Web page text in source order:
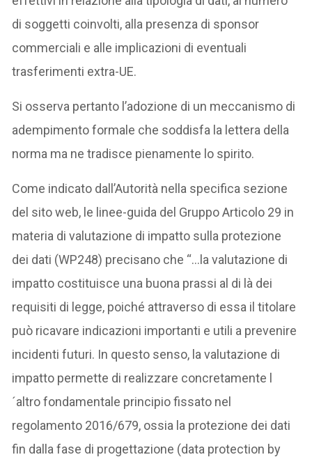
di soggetti coinvolti, alla presenza di sponsor
commerciali e alle implicazioni di eventuali
trasferimenti extra-UE.
Si osserva pertanto l’adozione di un meccanismo di
adempimento formale che soddisfa la lettera della
norma ma ne tradisce pienamente lo spirito.
Come indicato dall’Autorità nella specifica sezione
del sito web, le linee-guida del Gruppo Articolo 29 in
materia di valutazione di impatto sulla protezione
dei dati (WP248) precisano che “…la valutazione di
impatto costituisce una buona prassi al di là dei
requisiti di legge, poiché attraverso di essa il titolare
può ricavare indicazioni importanti e utili a prevenire
incidenti futuri. In questo senso, la valutazione di
impatto permette di realizzare concretamente l
´altro fondamentale principio fissato nel
regolamento 2016/679, ossia la protezione dei dati
fin dalla fase di progettazione (data protection by